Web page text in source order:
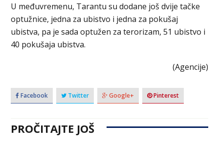
U međuvremenu, Tarantu su dodane još dvije tačke
optužnice, jedna za ubistvo i jedna za pokušaj
ubistva, pa je sada optužen za terorizam, 51 ubistvo i
40 pokušaja ubistva.
(Agencije)
Facebook Twitter Google+ Pinterest
PROČITAJTE JOŠ